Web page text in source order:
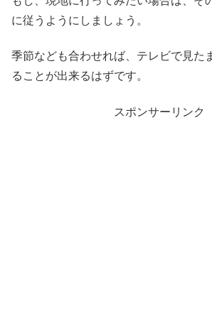
に従うようにしましょう。
季節なども合わせれば、テレビで見た
ることが出来るはずです。
スポンサーリンク